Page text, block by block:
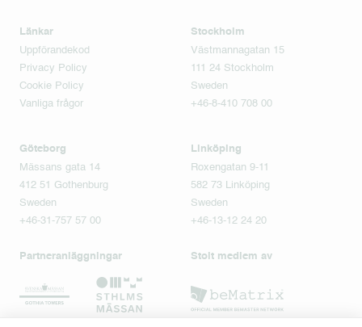
Länkar
Uppförandekod
Privacy Policy
Cookie Policy
Vanliga frågor
Stockholm
Västmannagatan 15
111 24 Stockholm
Sweden
+46-8-410 708 00
Göteborg
Mässans gata 14
412 51 Gothenburg
Sweden
+46-31-757 57 00
Linköping
Roxengatan 9-11
582 73 Linköping
Sweden
+46-13-12 24 20
Partneranläggningar Stolt medlem av